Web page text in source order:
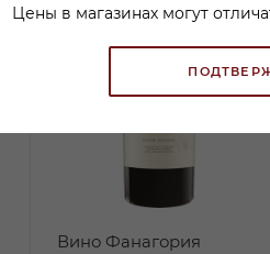
Цены в магазинах могут
Вино Фанагория